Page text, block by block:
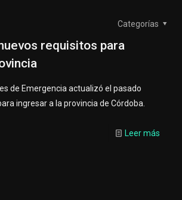
Categorías
requisitos para
de Emergencia actualizó el pasado
ingresar a la provincia de Córdoba.
Leer más